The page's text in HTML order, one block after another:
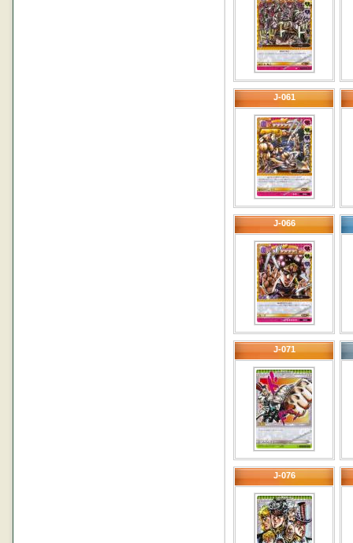
J-061
J-066
J-071
J-076